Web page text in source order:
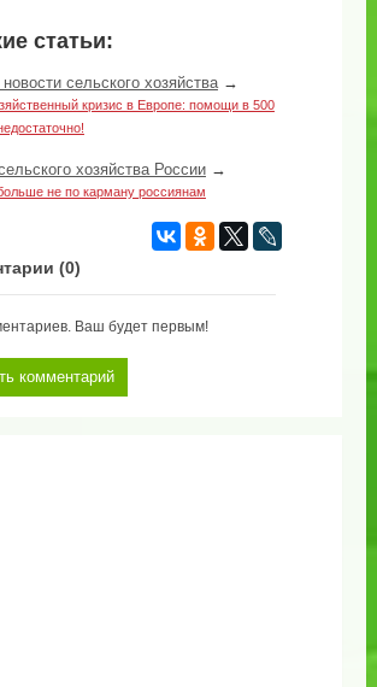
статьи:
сельского хозяйства→
кризис в Европе: помощи в 500
хозяйства России→
не по карману россиянам
(0)
Ваш будет первым!
комментарий